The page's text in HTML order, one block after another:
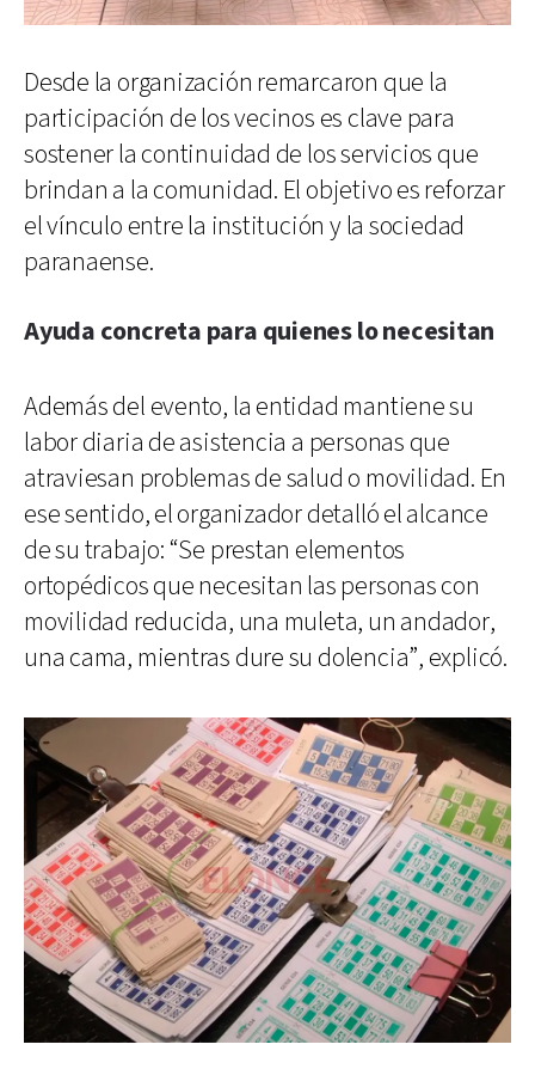
Desde la organización remarcaron que la
participación de los vecinos es clave para
sostener la continuidad de los servicios que
brindan a la comunidad. El objetivo es reforzar
el vínculo entre la institución y la sociedad
paranaense.
Ayuda concreta para quienes lo necesitan
Además del evento, la entidad mantiene su
labor diaria de asistencia a personas que
atraviesan problemas de salud o movilidad. En
ese sentido, el organizador detalló el alcance
de su trabajo: “Se prestan elementos
ortopédicos que necesitan las personas con
movilidad reducida, una muleta, un andador,
una cama, mientras dure su dolencia”, explicó.